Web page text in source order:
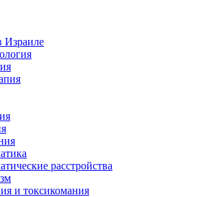
Израиле
расстройства
и токсикомания